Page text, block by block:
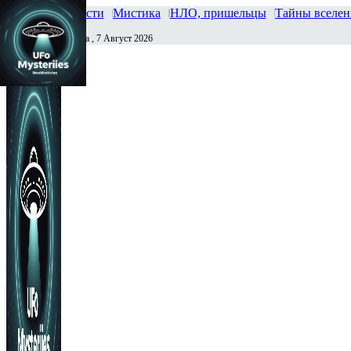
Главная Новости Мистика НЛО, пришельцы Тайны
Сегодня Пятница , 7 Август 2026